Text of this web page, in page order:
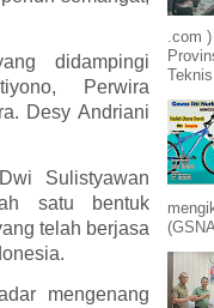
didampingi
Perwira
Desy Andriani
Sulistyawan
satu bentuk
telah berjasa
mengenang
.com